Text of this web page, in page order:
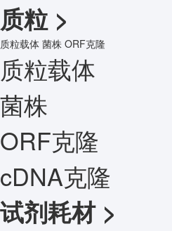
质粒 >
质粒载体 菌株 ORF克隆
质粒载体
菌株
ORF克隆
cDNA克隆
试剂耗材 >